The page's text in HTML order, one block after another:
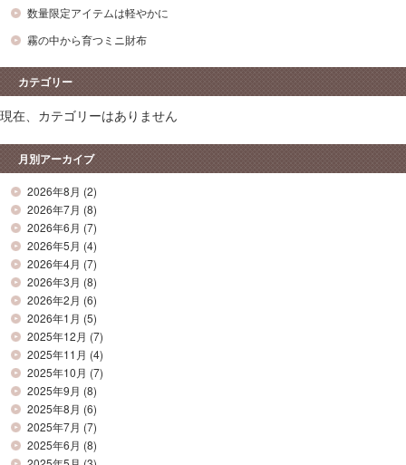
数量限定アイテムは軽やかに
霧の中から育つミニ財布
カテゴリー
現在、カテゴリーはありません
月別アーカイブ
2026年8月 (2)
2026年7月 (8)
2026年6月 (7)
2026年5月 (4)
2026年4月 (7)
2026年3月 (8)
2026年2月 (6)
2026年1月 (5)
2025年12月 (7)
2025年11月 (4)
2025年10月 (7)
2025年9月 (8)
2025年8月 (6)
2025年7月 (7)
2025年6月 (8)